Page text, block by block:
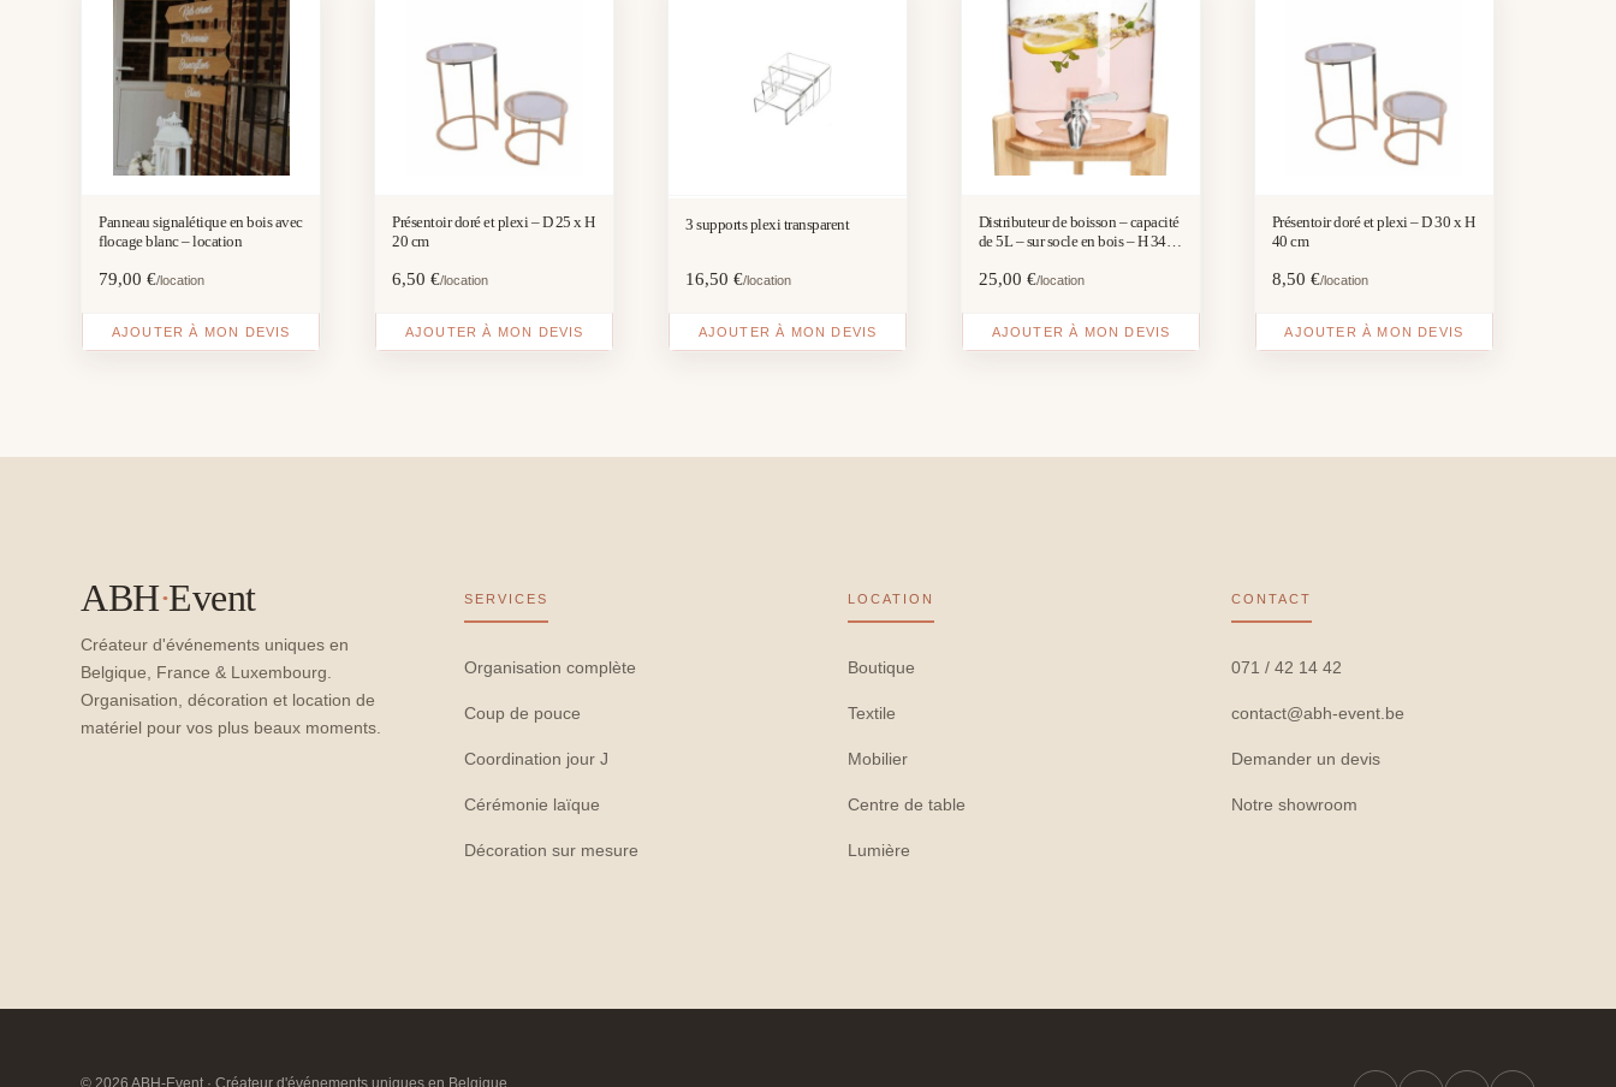
Panneau signalétique en bois avec
flocage blanc – location
79,00€/location
AJOUTER À MON DEVIS
Présentoir doré et plexi – D 25 x H
20 cm
6,50€/location
AJOUTER À MON DEVIS
3 supports plexi transparent
16,50€/location
AJOUTER À MON DEVIS
Distributeur de boisson – capacité
de 5L – sur socle en bois – H 34
25,00 €/location
AJOUTER À MON DEVIS
Présentoir doré et plexi – D 30 x H
40 cm
8,50 €/location
AJOUTER À MON DEVIS
ABH·Event
Créateur d'événements uniques en
Belgique, France & Luxembourg.
Organisation, décoration et location de
matériel pour vos plus beaux moments.
SERVICES
Organisation complète
Coup de pouce
Coordination jour J
Cérémonie laïque
Décoration sur mesure
LOCATION
Boutique
Textile
Mobilier
Centre de table
Lumière
CONTACT
071 / 42 14 42
contact@abh-event.be
Demander un devis
Notre showroom